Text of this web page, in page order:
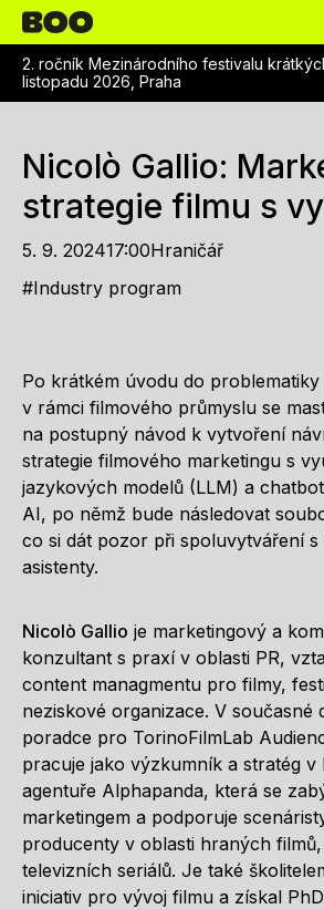
2. ročník Mezinárodního festivalu
listopadu 2026, Praha
Nicolò Gallio:
strategie filmu s
5. 9. 202417:00Hraničář
#Industry program
Po krátkém úvodu do problematiky
v rámci filmového průmyslu se
na postupný návod k vytvoření
strategie filmového marketingu s
jazykových modelů (LLM) a
AI, po němž bude následovat
co si dát pozor při spoluvytváření s
asistenty.
Nicolò Gallio je marketingový a
konzultant s praxí v oblasti PR,
content managmentu pro filmy,
neziskové organizace. V současné
poradce pro TorinoFilmLab
pracuje jako výzkumník a stratég v
agentuře Alphapanda, která se
marketingem a podporuje
producenty v oblasti hraných
televizních seriálů. Je také
iniciativ pro vývoj filmu a získal